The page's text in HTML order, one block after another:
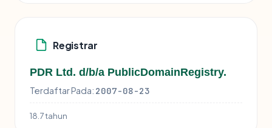
Registrar
PDR Ltd. d/b/a PublicDomainRegistry.
Terdaftar Pada: 2007-08-23
18.7 tahun